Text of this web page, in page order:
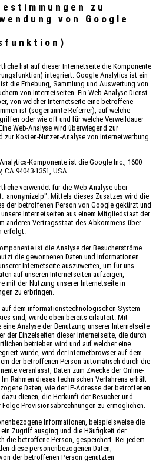
zu
von Google
hat auf dieser Internetseite die Komponente
integriert. Google Analytics ist ein
die Erhebung, Sammlung und Auswertung von
von Internetseiten. Ein Web-Analyse-Dienst
von welcher Internetseite eine betroffene
ist (sogenannte Referrer), auf welche
oder wie oft und für welche Verweildauer
Web-Analyse wird überwiegend zur
zur Kosten-Nutzen-Analyse von Internetwerbung
Komponente ist die Google Inc., 1600
94043-1351, USA.
verwendet für die Web-Analyse über
Mittels dieses Zusatzes wird die
der betroffenen Person von Google gekürzt und
Internetseiten aus einem Mitgliedstaat der
anderen Vertragsstaat des Abkommens über
erfolgt.
ist die Analyse der Besucherströme
die gewonnenen Daten und Informationen
Internetseite auszuwerten, um für uns
auf unseren Internetseiten aufzeigen,
mit der Nutzung unserer Internetseite in
zu erbringen.
dem informationstechnologischen System
sind, wurde oben bereits erläutert. Mit
Analyse der Benutzung unserer Internetseite
der Einzelseiten dieser Internetseite, die durch
betrieben wird und auf welcher eine
wurde, wird der Internetbrowser auf dem
der betroffenen Person automatisch durch die
veranlasst, Daten zum Zwecke der Online-
Rahmen dieses technischen Verfahrens erhält
Daten, wie der IP-Adresse der betroffenen
dienen, die Herkunft der Besucher und
Provisionsabrechnungen zu ermöglichen.
Informationen, beispielsweise die
Zugriff ausging und die Häufigkeit der
die betroffene Person, gespeichert. Bei jedem
diese personenbezogenen Daten,
der betroffenen Person genutzten